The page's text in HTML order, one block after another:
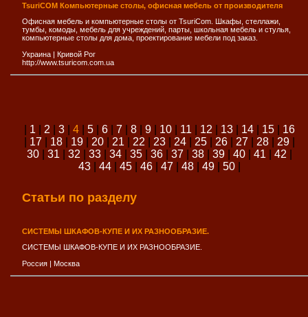
TsuriCOM Компьютерные столы, офисная мебель от производителя
Офисная мебель и компьютерные столы от TsuriCom. Шкафы, стеллажи,
тумбы, комоды, мебель для учреждений, парты, школьная мебель и стулья,
компьютерные столы для дома, проектирование мебели под заказ.
Украина | Кривой Рог
http://www.tsuricom.com.ua
1 2 3| 4| 5| 6| 7| 8| 9| 10| 11 12 13| 14| 15| 16
17| 18| 19| 20| 21 22 23| 24| 25| 26| 27| 28| 29|
30| 31 32 33| 34| 35| 36| 37| 38| 39| 40| 41 42
43| 44| 45| 46| 47| 48| 49| 50|
Статьи по разделу
СИСТЕМЫ ШКАФОВ-КУПЕ И ИХ РАЗНООБРАЗИЕ.
СИСТЕМЫ ШКАФОВ-КУПЕ И ИХ РАЗНООБРАЗИЕ.
Россия | Москва